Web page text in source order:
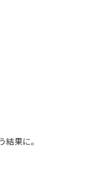
果に。